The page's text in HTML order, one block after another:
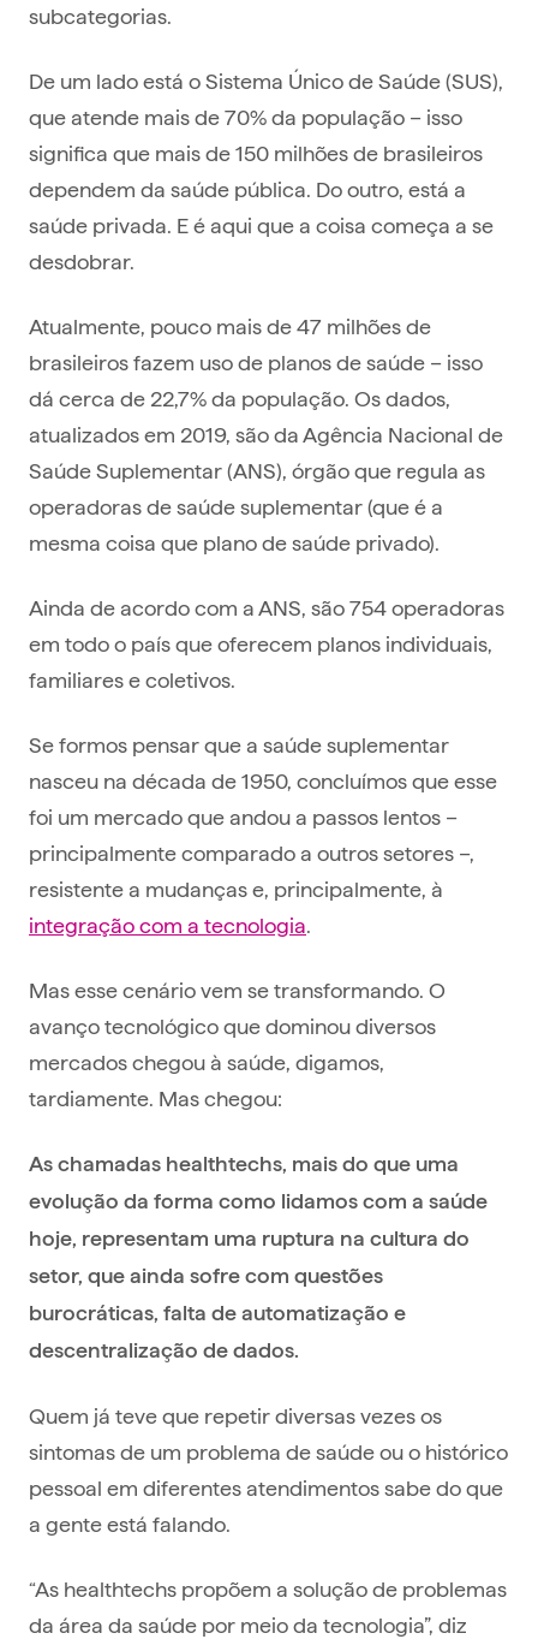
subcategorias.
De um lado está o Sistema Único de Saúde (SUS),
que atende mais de 70% da população – isso
significa que mais de 150 milhões de brasileiros
dependem da saúde pública. Do outro, está a
saúde privada. E é aqui que a coisa começa a se
desdobrar.
Atualmente, pouco mais de 47 milhões de
brasileiros fazem uso de planos de saúde – isso
dá cerca de 22,7% da população. Os dados,
atualizados em 2019, são da Agência Nacional de
Saúde Suplementar (ANS), órgão que regula as
operadoras de saúde suplementar (que é a
mesma coisa que plano de saúde privado).
Ainda de acordo com a ANS, são 754 operadoras
em todo o país que oferecem planos individuais,
familiares e coletivos.
Se formos pensar que a saúde suplementar
nasceu na década de 1950, concluímos que esse
foi um mercado que andou a passos lentos –
principalmente comparado a outros setores –,
resistente a mudanças e, principalmente, à
integração com a tecnologia.
Mas esse cenário vem se transformando. O
avanço tecnológico que dominou diversos
mercados chegou à saúde, digamos,
tardiamente. Mas chegou:
As chamadas healthtechs, mais do que uma
evolução da forma como lidamos com a saúde
hoje, representam uma ruptura na cultura do
setor, que ainda sofre com questões
burocráticas, falta de automatização e
descentralização de dados.
Quem já teve que repetir diversas vezes os
sintomas de um problema de saúde ou o histórico
pessoal em diferentes atendimentos sabe do que
a gente está falando.
“As healthtechs propõem a solução de problemas
da área da saúde por meio da tecnologia”, diz